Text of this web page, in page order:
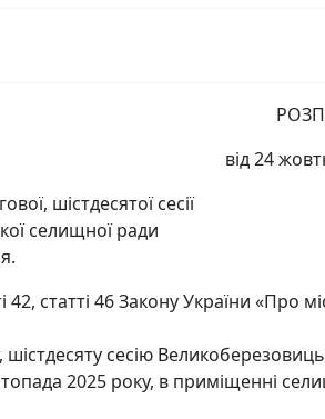
від 24
шістдесятої сесії
селищної ради
42, статті 46 Закону України «Про
шістдесяту сесію
2025 року, в приміщенні